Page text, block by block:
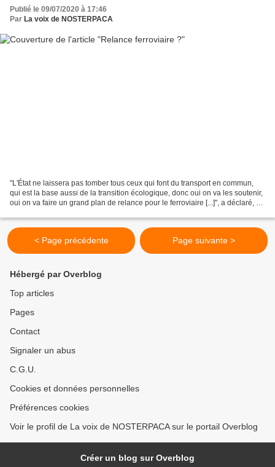
Publié le 09/07/2020 à 17:46
Par La voix de NOSTERPACA
"L'État ne laissera pas tomber tous ceux qui font du transport en commun,
qui est la base aussi de la transition écologique, donc oui on va les soutenir,
oui on va faire un grand plan de relance pour le ferroviaire [...]", a déclaré, ce
< Page précédente Page suivante >
Hébergé par Overblog
Top articles
Pages
Contact
Signaler un abus
C.G.U.
Cookies et données personnelles
Préférences cookies
Voir le profil de La voix de NOSTERPACA sur le portail Overblog
Créer un blog sur Overblog